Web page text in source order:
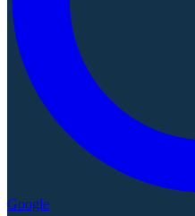
Google